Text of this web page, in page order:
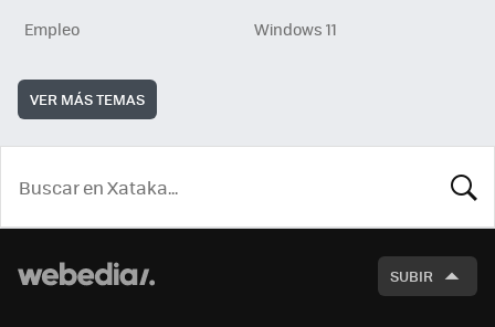
Empleo
Windows 11
VER MÁS TEMAS
SUBIR